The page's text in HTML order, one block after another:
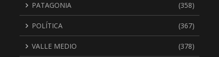
PATAGONIA (358)
POLÍTICA (367)
VALLE MEDIO (378)